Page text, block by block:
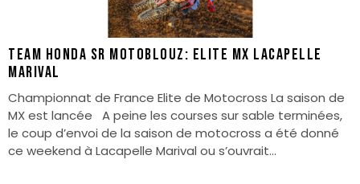
TEAM HONDA SR MOTOBLOUZ: ELITE MX LACAPELLE
MARIVAL
Championnat de France Elite de Motocross La saison de
MX est lancée A peine les courses sur sable terminées,
le coup d’envoi de la saison de motocross a été donné
ce weekend à Lacapelle Marival ou s’ouvrait...